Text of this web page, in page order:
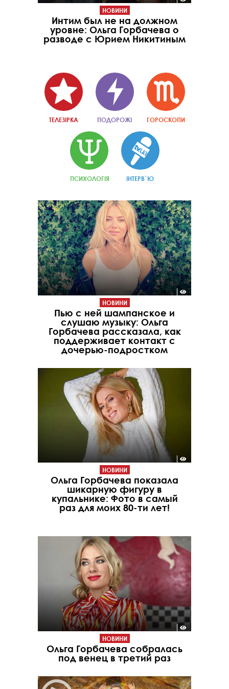
НОВИНИ
Интим был не на должном
уровне: Ольга Горбачева о
разводе с Юрием Никитиным
ТЕЛЕЗІРКА ПОДОРОЖІ ГОРОСКОПИ
ПСИХОЛОГІЯ ІНТЕРВ`Ю
НОВИНИ
Пью с ней шампанское и
слушаю музыку: Ольга
Горбачева рассказала, как
поддерживает контакт с
дочерью-подростком
НОВИНИ
Ольга Горбачева показала
шикарную фигуру в
купальнике: Фото в самый
раз для моих 80-ти лет!
НОВИНИ
Ольга Горбачева собралась
под венец в третий раз